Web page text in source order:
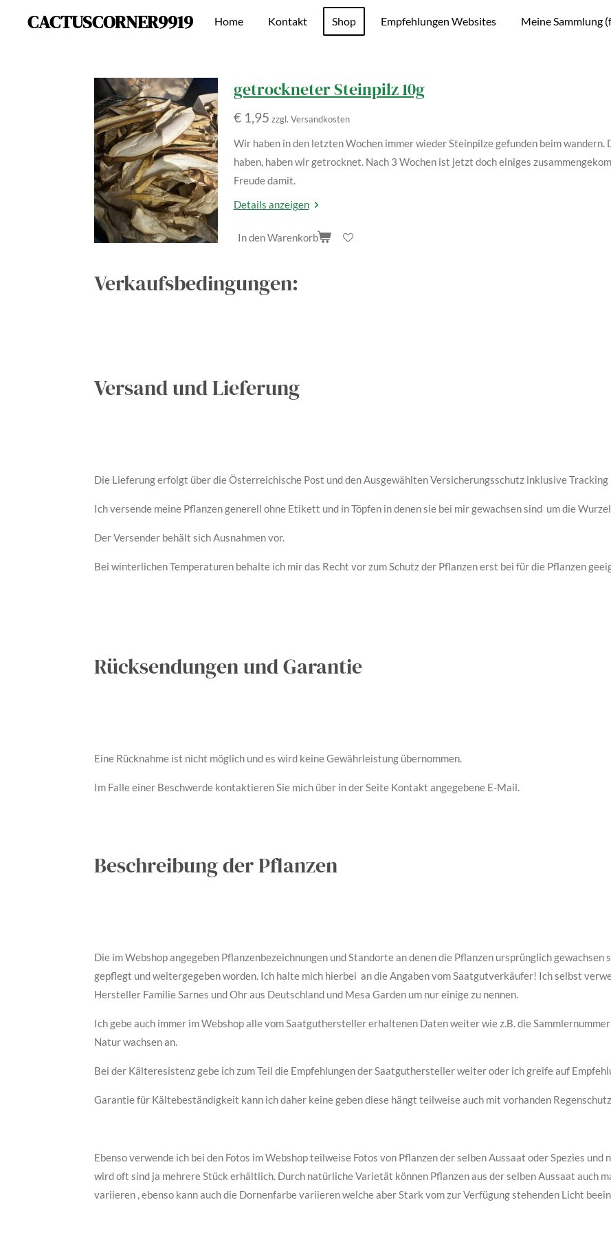
CACTUSCORNER9919 Home Kontakt Shop Empfehlungen Websites Meine Sammlung
getrockneter Steinpilz 10g
€ 1,95 zzgl. Versandkosten
Wir haben in den letzten Wochen immer wieder Steinpilze gefunden beim
haben, haben wir getrocknet. Nach 3 Wochen ist jetzt doch einiges
Freude damit.
Details anzeigen
In den Warenkorb
Verkaufsbedingungen:
Versand und Lieferung
Die Lieferung erfolgt über die Österreichische Post und den Ausgewählten Versicherungsschutz inklusive Tracking
Ich versende meine Pflanzen generell ohne Etikett und in Töpfen in denen sie bei mir gewachsen sind um die
Der Versender behält sich Ausnahmen vor.
Bei winterlichen Temperaturen behalte ich mir das Recht vor zum Schutz der Pflanzen erst bei für die Pflanzen
Rücksendungen und Garantie
Eine Rücknahme ist nicht möglich und es wird keine Gewährleistung übernommen.
Im Falle einer Beschwerde kontaktieren Sie mich über in der Seite Kontakt angegebene E-Mail.
Beschreibung der Pflanzen
Die im Webshop angegeben Pflanzenbezeichnungen und Standorte an denen die Pflanzen ursprünglich
gepflegt und weitergegeben worden. Ich halte mich hierbei an die Angaben vom Saatgutverkäufer! Ich selbst
Hersteller Familie Sarnes und Ohr aus Deutschland und Mesa Garden um nur einige zu nennen.
Ich gebe auch immer im Webshop alle vom Saatguthersteller erhaltenen Daten weiter wie z.B. die
Natur wachsen an.
Bei der Kälteresistenz gebe ich zum Teil die Empfehlungen der Saatguthersteller weiter oder ich greife auf
Garantie für Kältebeständigkeit kann ich daher keine geben diese hängt teilweise auch mit vorhanden
Ebenso verwende ich bei den Fotos im Webshop teilweise Fotos von Pflanzen der selben Aussaat oder Spezies
wird oft sind ja mehrere Stück erhältlich. Durch natürliche Varietät können Pflanzen aus der selben Aussaat auch
variieren , ebenso kann auch die Dornenfarbe variieren welche aber Stark vom zur Verfügung stehenden Licht